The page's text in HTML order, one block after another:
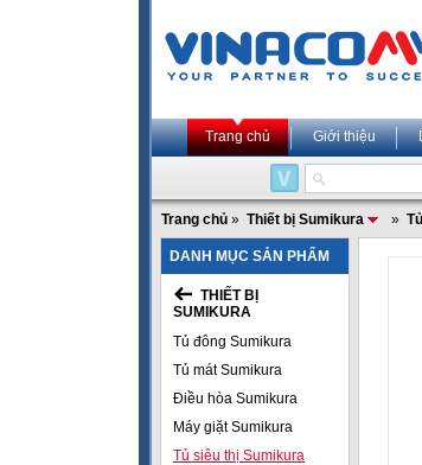
Trang chủ Giới thiệu
Trang chủ » Thiết bị Sumikura »
DANH MỤC SẢN PHẨM
THIẾT BỊ
SUMIKURA
Tủ đông Sumikura
Tủ mát Sumikura
Điều hòa Sumikura
Máy giặt Sumikura
Tủ siêu thị Sumikura